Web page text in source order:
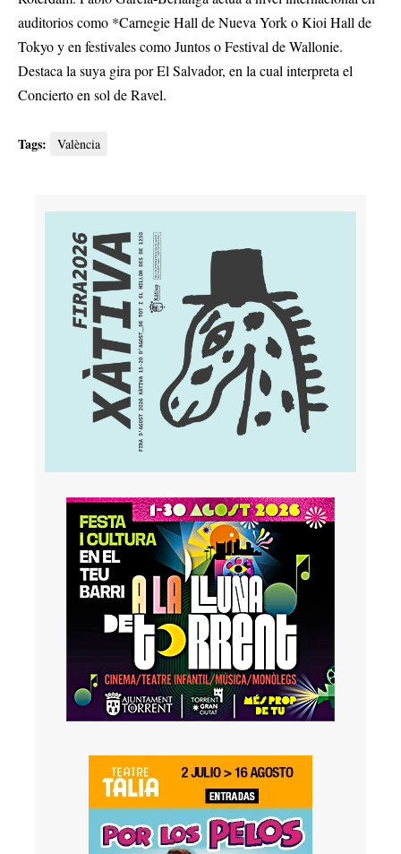
auditorios como *Carnegie Hall de Nueva York o Kioi Hall de
Tokyo y en festivales como Juntos o Festival de Wallonie.
Destaca la suya gira por El Salvador, en la cual interpreta el
Concierto en sol de Ravel.
Tags: València